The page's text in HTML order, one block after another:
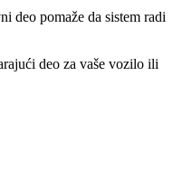
deo pomaže da sistem radi
deo za vaše vozilo ili